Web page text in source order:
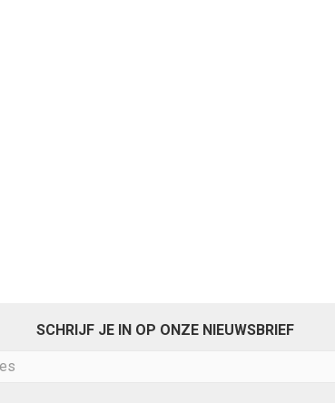
SCHRIJF JE IN OP ONZE NIEUWSBRIEF